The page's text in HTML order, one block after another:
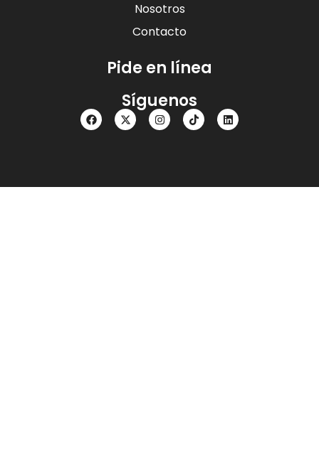
Nosotros
Contacto
Pide en línea
Síguenos